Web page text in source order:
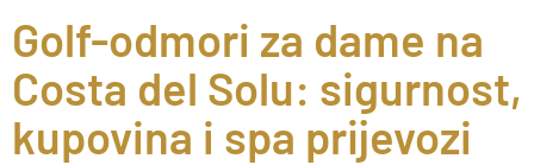
Golf-odmori za dame na
Costa del Solu: sigurnost,
kupovina i spa prijevozi